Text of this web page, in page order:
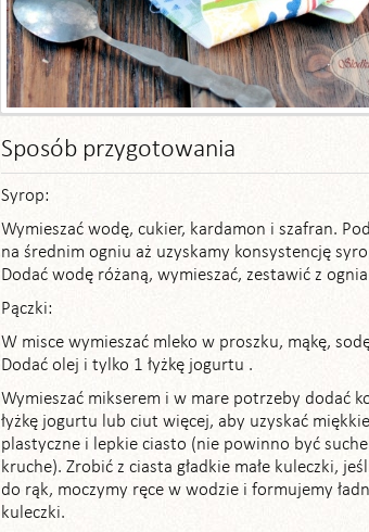
Sposób przygotowania
Syrop:
Wymieszać wodę, cukier, kardamon i szafran.
na średnim ogniu aż uzyskamy konsystencję
Dodać wodę różaną, wymieszać, zestawić z
Pączki:
W misce wymieszać mleko w proszku, mąkę,
Dodać olej i tylko 1 łyżkę jogurtu .
Wymieszać mikserem i w mare potrzeby dodać
łyżkę jogurtu lub ciut więcej, aby uzyskać
plastyczne i lepkie ciasto (nie powinno być
kruche). Zrobić z ciasta gładkie małe kuleczki,
do rąk, moczymy ręce w wodzie i formujemy
kuleczki.